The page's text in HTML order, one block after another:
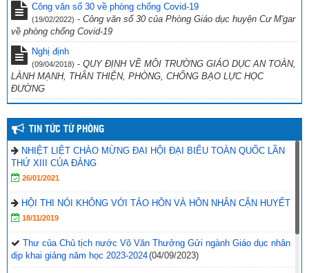
Công văn số 30 về phòng chống Covid-19
(19/02/2022) - Công văn số 30 của Phòng Giáo dục huyện Cư M'gar
về phòng chống Covid-19
Nghị định
(09/04/2018) - QUY ĐỊNH VỀ MÔI TRƯỜNG GIÁO DỤC AN TOÀN,
LÀNH MẠNH, THÂN THIỆN, PHÒNG, CHỐNG BẠO LỰC HỌC
ĐƯỜNG
TIN TỨC TỪ PHÒNG
NHIỆT LIỆT CHÀO MỪNG ĐẠI HỘI ĐẠI BIỂU TOÀN QUỐC LẦN
THỨ XIII CỦA ĐẢNG
26/01/2021
HỘI THI NÓI KHÔNG VỚI TẢO HÔN VÀ HÔN NHÂN CẬN HUYẾT
18/11/2019
Thư của Chủ tịch nước Võ Văn Thưởng Gửi ngành Giáo dục nhân
dịp khai giảng năm học 2023-2024(04/09/2023)